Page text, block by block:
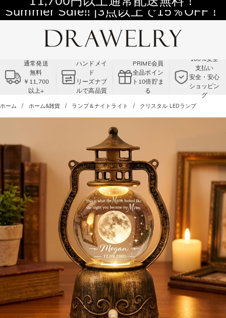
11,700円以上通常配送無料！
Summer Sale!! |3点以上で15％OFF！
コード:VS2
通常発送
無料
￥11,700
以上+
ハンドメイ
ド
リーズナブ
ルで高品質
PRIME会員
全品ポイン
ト10倍貯ま
る
100%安全
支払い
安全・安心
ショッピン
グ
ホーム ホーム&雑貨 ランプ＆ナイトライト クリスタル LEDランプ